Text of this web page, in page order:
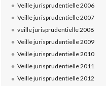
Veille jurisprudentielle 2006
Veille jurisprudentielle 2007
veille jurisprudentielle 2008
Veille jurisprudentielle 2009
Veille jurisprudentielle 2010
Veille jurisprudentielle 2011
Veille jurisprudentielle 2012